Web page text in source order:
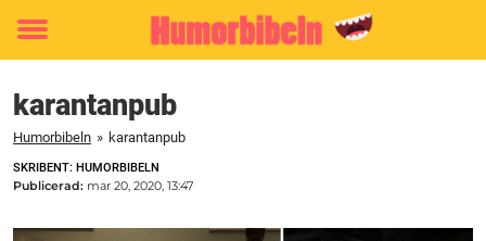
Toggle
karantanpub
Humorbibeln » karantanpub
SKRIBENT: HUMORBIBELN
Publicerad: mar 20, 2020, 13:47